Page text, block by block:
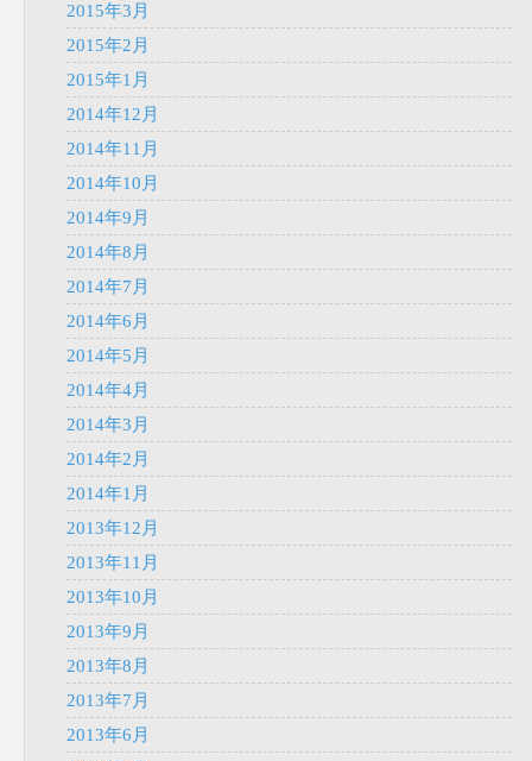
2015年3月
2015年2月
2015年1月
2014年12月
2014年11月
2014年10月
2014年9月
2014年8月
2014年7月
2014年6月
2014年5月
2014年4月
2014年3月
2014年2月
2014年1月
2013年12月
2013年11月
2013年10月
2013年9月
2013年8月
2013年7月
2013年6月